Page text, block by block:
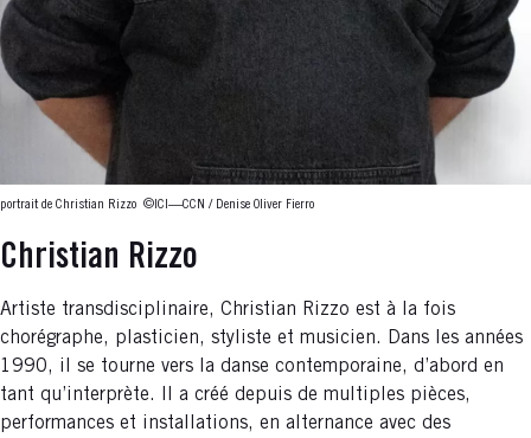
portrait de Christian Rizzo ©ICI—CCN / Denise Oliver Fierro
Christian Rizzo
Artiste transdisciplinaire, Christian Rizzo est à la fois
chorégraphe, plasticien, styliste et musicien. Dans les années
1990, il se tourne vers la danse contemporaine, d’abord en
tant qu’interprète. Il a créé depuis de multiples pièces,
performances et installations, en alternance avec des